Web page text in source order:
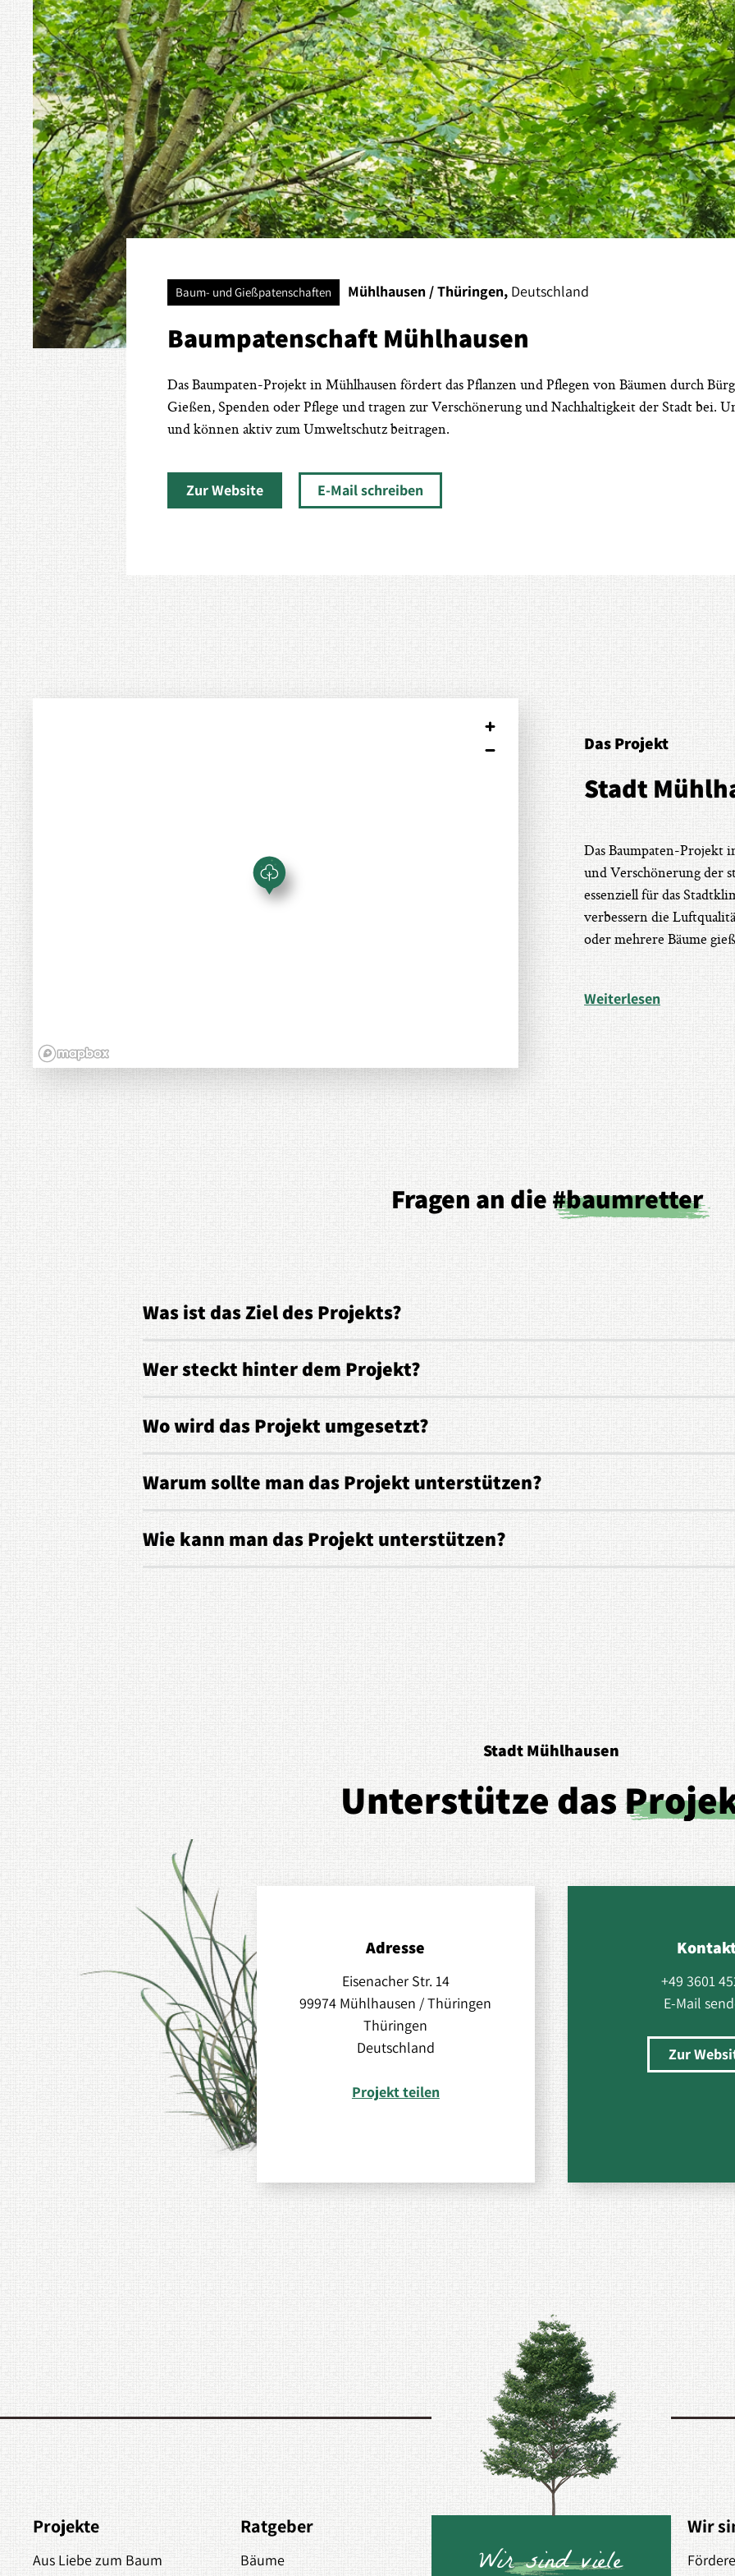
Baum- und Gießpatenschaften Mühlhausen / Thüringen, Deutschland
Baumpatenschaft Mühlhausen
Das Baumpaten-Projekt in Mühlhausen fördert das Pflanzen und Pflegen von Bäumen durch
Gießen, Spenden oder Pflege und tragen zur Verschönerung und Nachhaltigkeit der Stadt bei.
und können aktiv zum Umweltschutz beitragen.
Zur Website E-Mail schreiben
Das Projekt
Stadt
Das Baumpaten-Projekt
und Verschönerung der
essenziell für das
verbessern die
oder mehrere Bäume
Weiterlesen
Fragen an die#baumretter
Was ist das Ziel des Projekts?
Wer steckt hinter dem Projekt?
Wo wird das Projekt umgesetzt?
Warum sollte man das Projekt unterstützen?
Wie kann man das Projekt unterstützen?
Stadt Mühlhausen
Unterstütze das
Adresse
Eisenacher Str. 14
99974 Mühlhausen / Thüringen
Thüringen
Deutschland
Projekt teilen
+49 3601
E-Mail
Zur
Projekte
Aus Liebe zum Baum
Ratgeber
Bäume Wir sind viele
Wir